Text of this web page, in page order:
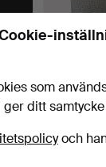
VAS,
8 dagar
Värdering
85 USD
som
ger ditt
och